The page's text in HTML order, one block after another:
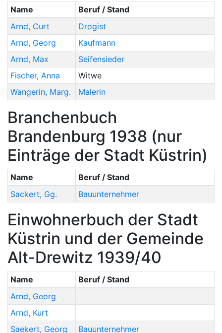
Name
Beruf / Stand
Arnd, Curt
Drogist
Arnd, Georg
Kaufmann
Arnd, Max
Seifensieder
Fischer, Anna
Witwe
Wangerin, Marg. Malerin
Branchenbuch
Brandenburg 1938 (nur
Einträge der Stadt Küstrin)
Name
Beruf / Stand
Sackert, Gg. Bauunternehmer
Einwohnerbuch der Stadt
Küstrin und der Gemeinde
Alt-Drewitz 1939/40
Name
Beruf / Stand
Arnd, Georg
Arnd, Kurt
Saekert, Georg Bauunternehmer